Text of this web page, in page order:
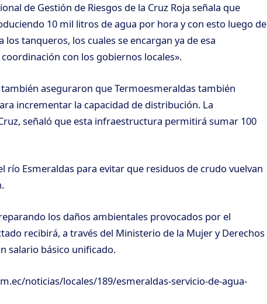
de Gestión de Riesgos de la Cruz Roja señala que
10 mil litros de agua por hora y con esto luego de
tanqueros, los cuales se encargan ya de esa
con los gobiernos locales».
aseguraron que Termoesmeraldas también
incrementar la capacidad de distribución. La
señaló que esta infraestructura permitirá sumar 100
río Esmeraldas para evitar que residuos de crudo vuelvan
los daños ambientales provocados por el
recibirá, a través del Ministerio de la Mujer y Derechos
salario básico unificado.
noticias/locales/189/esmeraldas-servicio-de-agua-